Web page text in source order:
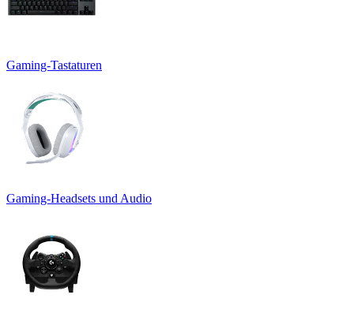
Gaming-Tastaturen
Gaming-Headsets und Audio